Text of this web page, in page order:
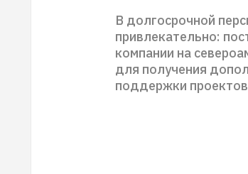
В долгосрочной
привлекательно:
компании на
для получения
поддержки проектов